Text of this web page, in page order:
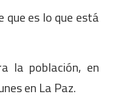
que es lo que está
la población, en
en La Paz.